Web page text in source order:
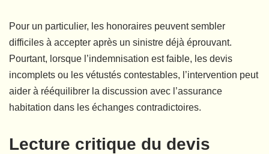
Pour un particulier, les honoraires peuvent sembler
difficiles à accepter après un sinistre déjà éprouvant.
Pourtant, lorsque l’indemnisation est faible, les devis
incomplets ou les vétustés contestables, l’intervention peut
aider à rééquilibrer la discussion avec l’assurance
habitation dans les échanges contradictoires.
Lecture critique du devis